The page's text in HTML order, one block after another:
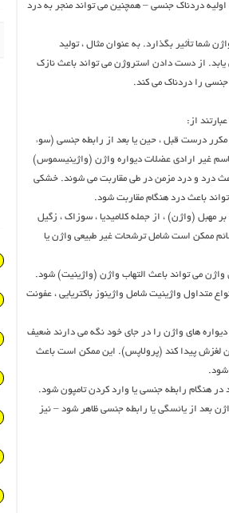
اولیه دردناک جنسی – همچنین می تواند منجر به درد
شما تأثیر بگذارد. به عنوان مثال ، تولید
از دست دادن استروژن می تواند باعث نازک
را دردناک می کند.
از:
درست قبل ، حین یا بعد از رابطه جنسی (سوء
غیر ارادی عضلات دیواره واژن (واژینیسموس)
درد و درد مزمن در طی مقاربت می شوند. خشکی
باعث درد هنگام مقاربت شود.
مهبل (واژن) ، از جمله کلامیدیا ، سوزاک ، زگیل
ممکن است شامل ترشحات غیر طبیعی واژن یا
واژن می تواند باعث التهاب واژن (واژینیت) شود.
متداول واژینیت شامل واژینوز باکتریایی ، عفونت
های واژن را در جای خود نگه می دارند ضعیف
لغزش پیدا کند (پرولاپس). این ممکن است باعث
شود.
در هنگام رابطه جنسی یا وارد کردن تامپون شود.
بعد از یائسگی یا رابطه جنسی ظاهر شود – نیز